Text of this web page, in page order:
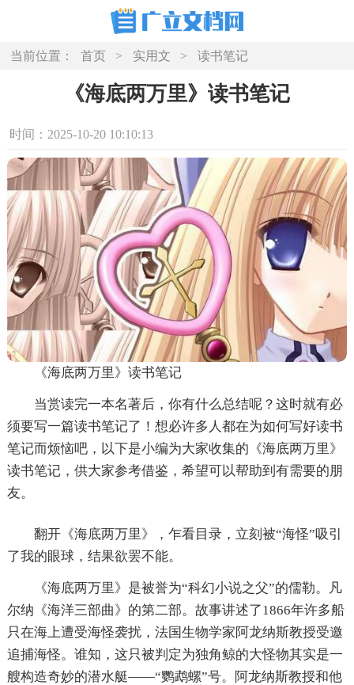
当前位置： 首页 > 实用文 > 读书笔记
《海底两万里》读书笔记
时间：2025-10-20 10:10:13
《海底两万里》读书笔记
当赏读完一本名著后，你有什么总结呢？这时就有必
须要写一篇读书笔记了！想必许多人都在为如何写好读书
笔记而烦恼吧，以下是小编为大家收集的《海底两万里》
读书笔记，供大家参考借鉴，希望可以帮助到有需要的朋
友。
翻开《海底两万里》，乍看目录，立刻被“海怪”吸引
了我的眼球，结果欲罢不能。
《海底两万里》是被誉为“科幻小说之父”的儒勒。凡
尔纳《海洋三部曲》的第二部。故事讲述了1866年许多船
只在海上遭受海怪袭扰，法国生物学家阿龙纳斯教授受邀
追捕海怪。谁知，这只被判定为独角鲸的大怪物其实是一
艘构造奇妙的潜水艇——“鹦鹉螺”号。阿龙纳斯教授和他